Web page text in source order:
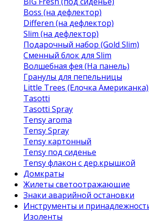
Boss (на дефлектор)
Differen (на дефлектор)
Slim (на дефлектор)
Подарочный набор (Gold Slim)
Сменный блок для Slim
Волшебная фея (На панель)
Гранулы для пепельницы
Little Trees (Елочка Американка)
Tasotti
Tasotti Spray
Tensy aroma
Tensy Spray
Tensy картонный
Tensy под сиденье
Tensy флакон с дер.крышкой
Домкраты
Жилеты светоотражающие
Знаки аварийной остановки
Инструменты и
Изоленты